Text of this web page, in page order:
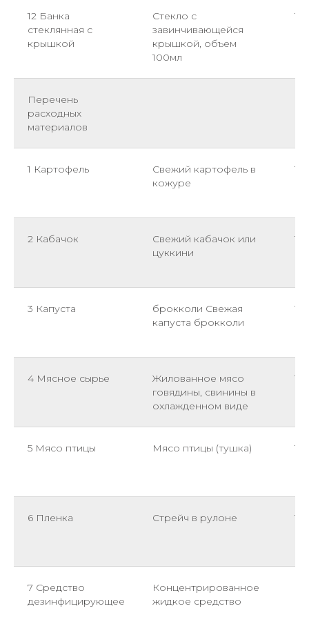
12 Банка
стеклянная с
крышкой
Стекло с
завинчивающейся
крышкой, объем
100мл
1
Перечень
расходных
материалов
1 Картофель
Свежий картофель в
кожуре
2 Кабачок
Свежий кабачок или
цуккини
3 Капуста
брокколи Свежая
капуста брокколи
4 Мясное сырье
Жилованное мясо
говядины, свинины в
охлажденном виде
5 Мясо птицы Мясо птицы (тушка) 1,6
6 Пленка Стрейч в рулоне 1
7 Средство
дезинфицирующее
Концентрированное
жидкое средство